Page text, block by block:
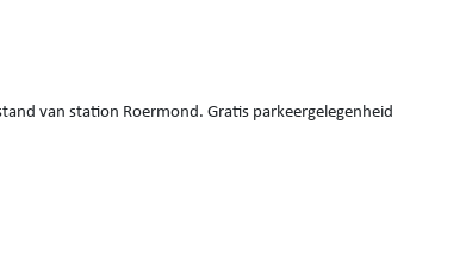
van station Roermond. Gratis parkeergelegenheid